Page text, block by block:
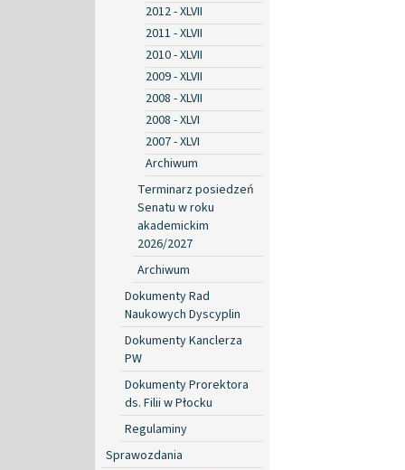
2012 - XLVII
2011 - XLVII
2010 - XLVII
2009 - XLVII
2008 - XLVII
2008 - XLVI
2007 - XLVI
Archiwum
Terminarz posiedzeń
Senatu w roku
akademickim
2026/2027
Archiwum
Dokumenty Rad
Naukowych Dyscyplin
Dokumenty Kanclerza
PW
Dokumenty Prorektora
ds. Filii w Płocku
Regulaminy
Sprawozdania